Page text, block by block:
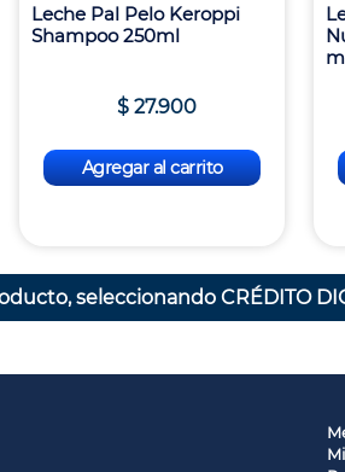
Leche Pal Pelo Keroppi
Shampoo 250ml
$ 27.900
Agregar al carrito
seleccionando CRÉDITO